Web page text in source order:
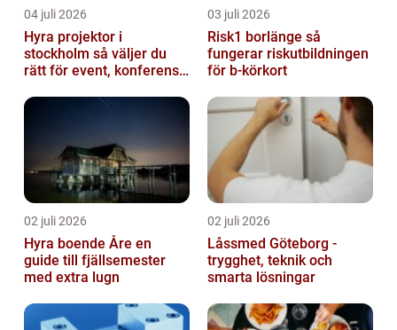
04 juli 2026
Hyra projektor i
stockholm så väljer du
rätt för event, konferens
03 juli 2026
Risk1 borlänge så
fungerar riskutbildningen
för b-körkort
02 juli 2026
Hyra boende Åre en
guide till fjällsemester
med extra lugn
02 juli 2026
Låssmed Göteborg -
trygghet, teknik och
smarta lösningar